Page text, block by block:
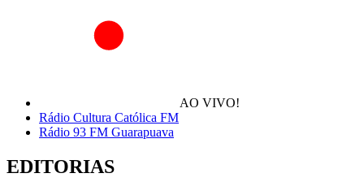
AO VIVO!
Rádio Cultura Católica FM
Rádio 93 FM Guarapuava
EDITORIAS